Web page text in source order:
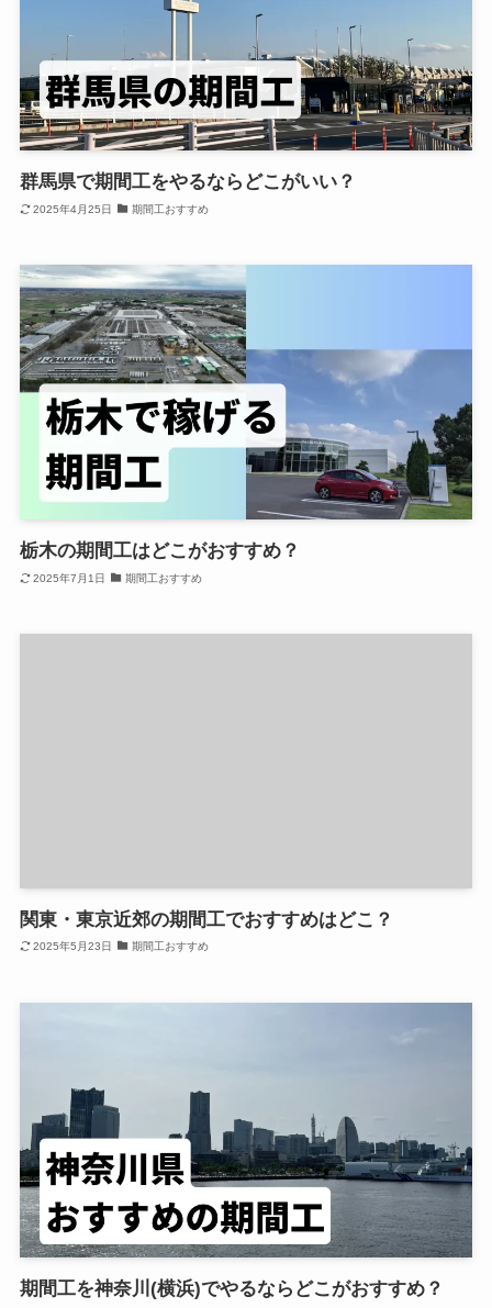
群馬県で期間工をやるならどこがいい？
2025年4月25日 期間工おすすめ
栃木の期間工はどこがおすすめ？
2025年7月1日 期間工おすすめ
関東・東京近郊の期間工でおすすめはどこ？
2025年5月23日 期間工おすすめ
期間工を神奈川(横浜)でやるならどこがおすすめ？